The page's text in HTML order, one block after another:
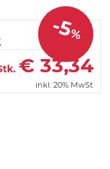
-5%
€ 33,34
inkl. 20% MwSt